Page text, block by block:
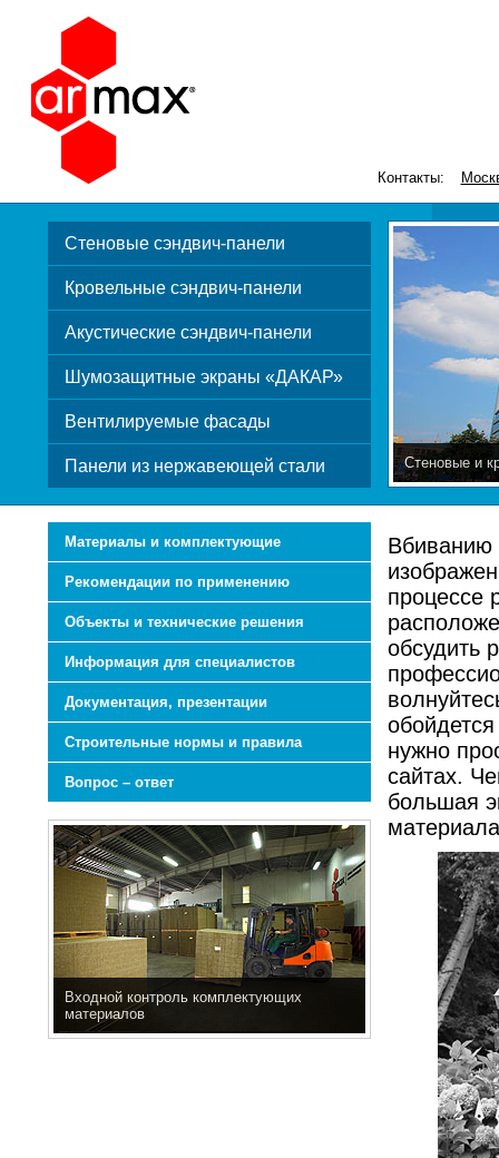
Контакты:
Стеновые сэндвич-панели
Кровельные сэндвич-панели
Акустические сэндвич-панели
Шумозащитные экраны «ДАКАР»
Вентилируемые фасады
Панели из нержавеющей стали Стеновые и
Материалы и комплектующие
Рекомендации по применению
Объекты и технические решения
Информация для специалистов
Документация, презентации
Строительные нормы и правила
Вопрос – ответ
Входной контроль комплектующих
материалов
Вбиванию
процессе
обсудить
нужно
сайтах.
большая